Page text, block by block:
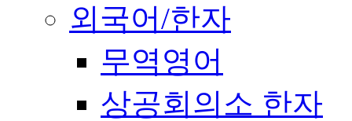
외국어/한자
무역영어
상공회의소 한자